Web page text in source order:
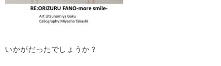
いかがだったでしょうか？